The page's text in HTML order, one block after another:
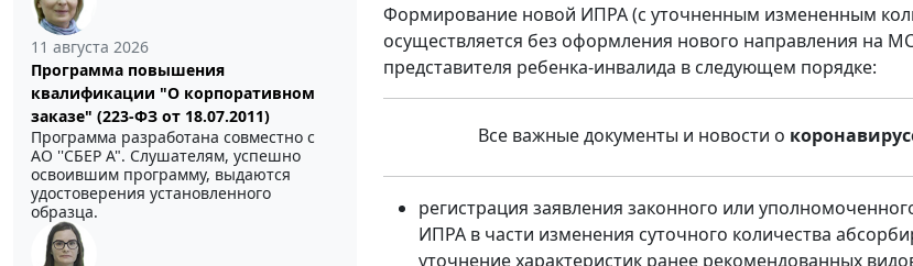
11 августа 2026
Программа повышения
квалификации "О корпоративном
заказе" (223-ФЗ от 18.07.2011)
Программа разработана совместно с
АО ''СБЕР А". Слушателям, успешно
освоившим программу, выдаются
удостоверения установленного
образца.
Формирование новой ИПРА (с уточненным измененным
осуществляется без оформления нового направления на
представителя ребенка-инвалида в следующем порядке:
Все важные документы и новости о
регистрация заявления законного или
ИПРА в части изменения суточного количества
уточнение характеристик ранее рекомендованных